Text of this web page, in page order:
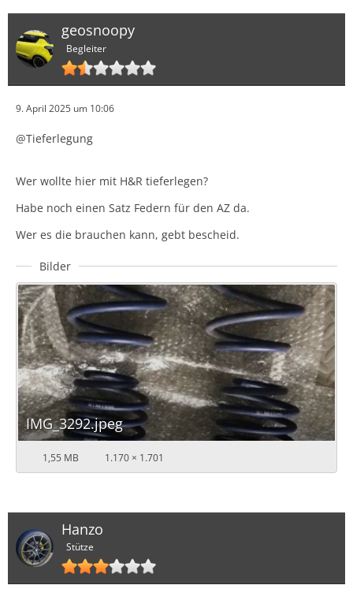
geosnoopy
Begleiter
9. April 2025 um 10:06
@Tieferlegung
Wer wollte hier mit H&R tieferlegen?
Habe noch einen Satz Federn für den AZ da.
Wer es die brauchen kann, gebt bescheid.
Bilder
IMG_3292.jpeg
1,55 MB 1.170 × 1.701
Hanzo
Stütze